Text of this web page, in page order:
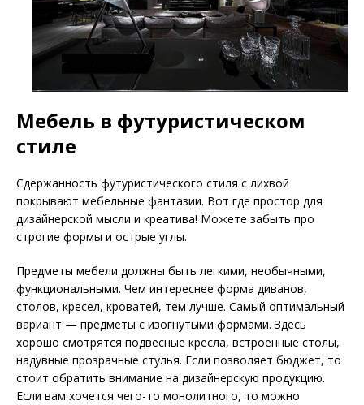
Мебель в футуристическом
стиле
Сдержанность футуристического стиля с лихвой
покрывают мебельные фантазии. Вот где простор для
дизайнерской мысли и креатива! Можете забыть про
строгие формы и острые углы.
Предметы мебели должны быть легкими, необычными,
функциональными. Чем интереснее форма диванов,
столов, кресел, кроватей, тем лучше. Самый оптимальный
вариант — предметы с изогнутыми формами. Здесь
хорошо смотрятся подвесные кресла, встроенные столы,
надувные прозрачные стулья. Если позволяет бюджет, то
стоит обратить внимание на дизайнерскую продукцию.
Если вам хочется чего-то монолитного, то можно